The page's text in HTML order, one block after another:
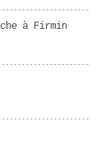
à Firmin